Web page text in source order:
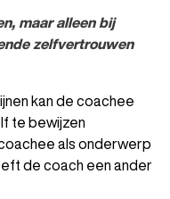
maar alleen bij
zelfvertrouwen
kan de coachee
te bewijzen
als onderwerp
de coach een ander